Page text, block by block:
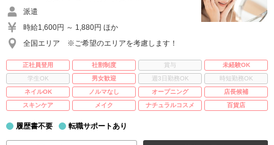
派遣
時給1,600円 ～ 1,880円 ほか
全国エリア ※ご希望のエリアを考慮します！
正社員登用 社割制度 賞与
未経験OK
学生OK
男女歓迎 週3日勤務OK
時短勤務OK
ネイルOK
ノルマなし オープニング
店長候補
スキンケア
メイク ナチュラルコスメ 百貨店
履歴書不要 転職サポートあり